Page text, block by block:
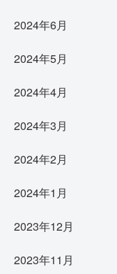
2024年6月
2024年5月
2024年4月
2024年3月
2024年2月
2024年1月
2023年12月
2023年11月